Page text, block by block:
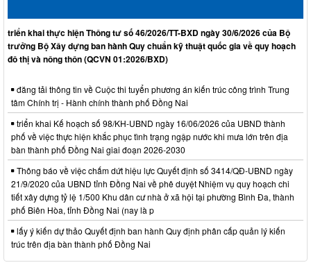
triển khai thực hiện Thông tư số 46/2026/TT-BXD ngày 30/6/2026 của Bộ
trưởng Bộ Xây dựng ban hành Quy chuẩn kỹ thuật quốc gia về quy hoạch
đô thị và nông thôn (QCVN 01:2026/BXD)
đăng tải thông tin về Cuộc thi tuyển phương án kiến trúc công trình Trung
tâm Chính trị - Hành chính thành phố Đồng Nai
triển khai Kế hoạch số 98/KH-UBND ngày 16/06/2026 của UBND thành
phố về việc thực hiện khắc phục tình trạng ngập nước khi mưa lớn trên địa
bàn thành phố Đồng Nai giai đoạn 2026-2030
Thông báo về việc chấm dứt hiệu lực Quyết định số 3414/QĐ-UBND ngày
21/9/2020 của UBND tỉnh Đồng Nai về phê duyệt Nhiệm vụ quy hoạch chi
tiết xây dựng tỷ lệ 1/500 Khu dân cư nhà ở xã hội tại phường Bình Đa, thành
phố Biên Hòa, tỉnh Đồng Nai (nay là p
lấy ý kiến dự thảo Quyết định ban hành Quy định phân cấp quản lý kiến
trúc trên địa bàn thành phố Đồng Nai